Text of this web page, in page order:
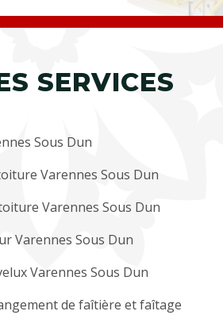
SERVICES
Sous Dun
Varennes Sous Dun
Varennes Sous Dun
Varennes Sous Dun
Varennes Sous Dun
de faîtière et faîtage